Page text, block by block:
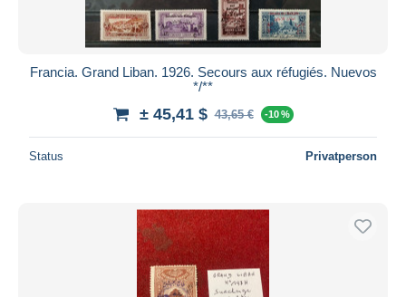
Francia. Grand Liban. 1926. Secours aux réfugiés. Nuevos
*/**
± 45,41 $ 43,65 € -10 %
Status Privatperson